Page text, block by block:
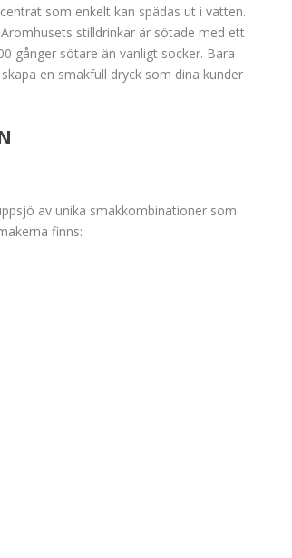
som enkelt kan spädas ut i vatten.
stilldrinkar är sötade med ett
gånger sötare än vanligt socker. Bara
en smakfull dryck som dina kunder
av unika smakkombinationer som
finns: